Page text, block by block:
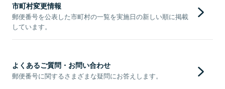
市町村変更情報
郵便番号を公表した市町村の一覧を実施日の新しい順に掲載
しています。
よくあるご質問・お問い合わせ
郵便番号に関するさまざまな疑問にお答えします。